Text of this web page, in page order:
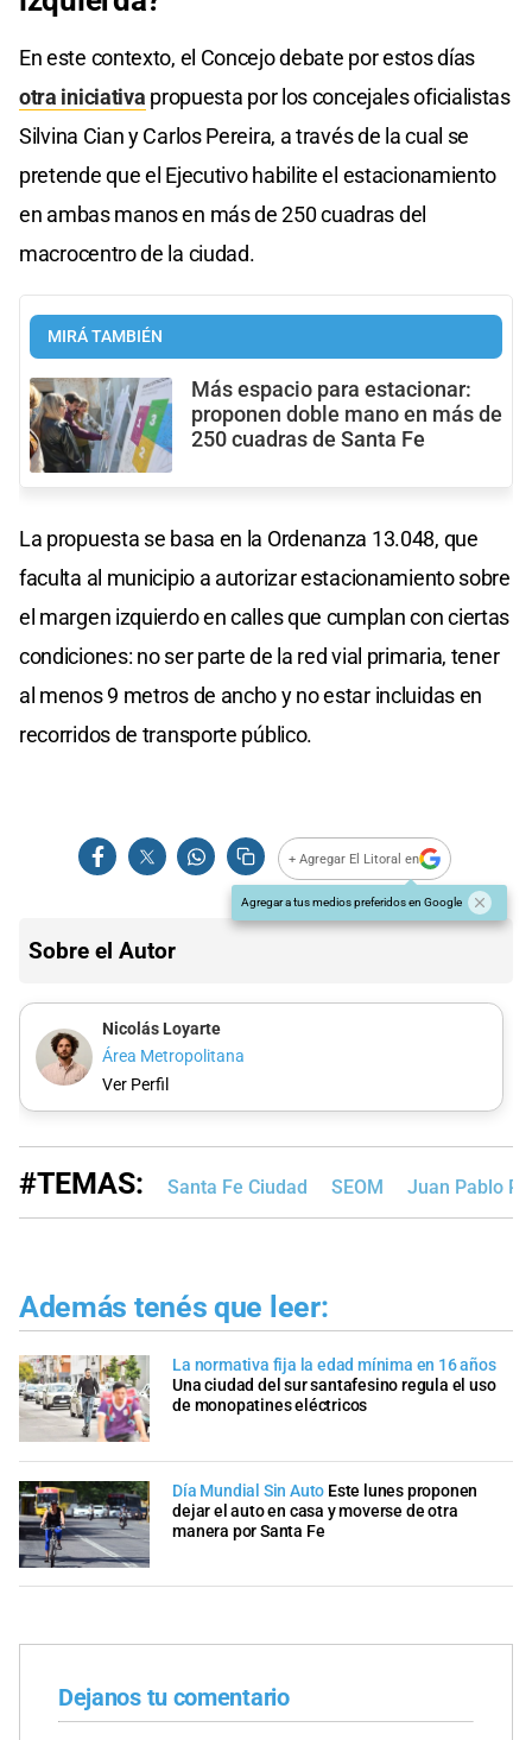
En este contexto, el Concejo debate por estos días
otra iniciativa propuesta por los concejales oficialistas
Silvina Cian y Carlos Pereira, a través de la cual se
pretende que el Ejecutivo habilite el estacionamiento
en ambas manos en más de 250 cuadras del
macrocentro de la ciudad.
MIRÁ TAMBIÉN
Más espacio para estacionar:
proponen doble mano en más de
250 cuadras de Santa Fe
La propuesta se basa en la Ordenanza 13.048, que
faculta al municipio a autorizar estacionamiento sobre
el margen izquierdo en calles que cumplan con ciertas
condiciones: no ser parte de la red vial primaria, tener
al menos 9 metros de ancho y no estar incluidas en
recorridos de transporte público.
+ Agregar El Litoral en
Agregar a tus medios preferidos en Google
Sobre el Autor
Nicolás Loyarte
Área Metropolitana
Ver Perfil
#TEMAS: Santa Fe Ciudad SEOM Juan Pablo
Además tenés que leer:
La normativa fija la edad mínima en 16 años
Una ciudad del sur santafesino regula el uso
de monopatines eléctricos
Día Mundial Sin Auto Este lunes proponen
dejar el auto en casa y moverse de otra
manera por Santa Fe
Dejanos tu comentario